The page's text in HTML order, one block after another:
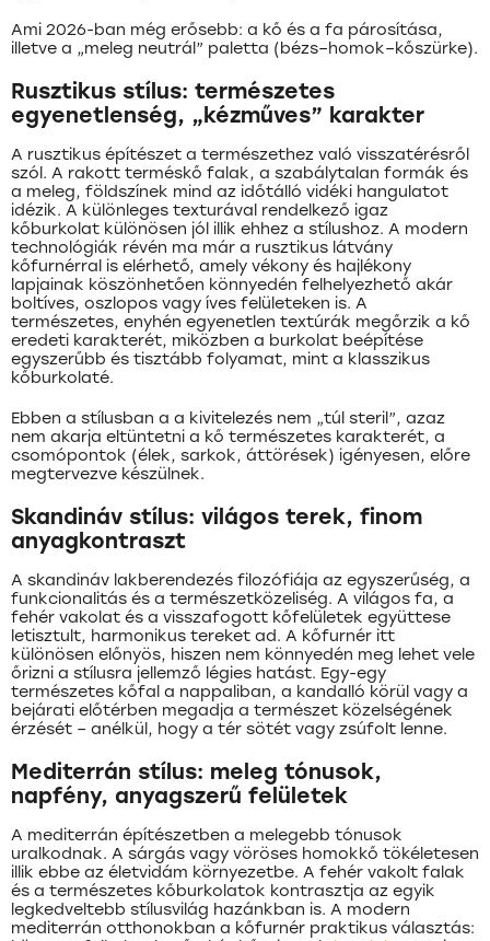
Ami 2026-ban még erősebb: a kő és a fa párosítása,
illetve a „meleg neutrál” paletta (bézs–homok–kőszürke).
Rusztikus stílus: természetes
egyenetlenség, „kézműves” karakter
A rusztikus építészet a természethez való visszatérésről
szól. A rakott terméskő falak, a szabálytalan formák és
a meleg, földszínek mind az időtálló vidéki hangulatot
idézik. A különleges texturával rendelkező igaz
kőburkolat különösen jól illik ehhez a stílushoz. A modern
technológiák révén ma már a rusztikus látvány
kőfurnérral is elérhető, amely vékony és hajlékony
lapjainak köszönhetően könnyedén felhelyezhető akár
boltíves, oszlopos vagy íves felületeken is. A
természetes, enyhén egyenetlen textúrák megőrzik a kő
eredeti karakterét, miközben a burkolat beépítése
egyszerűbb és tisztább folyamat, mint a klasszikus
kőburkolaté.
Ebben a stílusban a a kivitelezés nem „túl steril”, azaz
nem akarja eltüntetni a kő természetes karakterét, a
csomópontok (élek, sarkok, áttörések) igényesen, előre
megtervezve készülnek.
Skandináv stílus: világos terek, finom
anyagkontraszt
A skandináv lakberendezés filozófiája az egyszerűség, a
funkcionalitás és a természetközeliség. A világos fa, a
fehér vakolat és a visszafogott kőfelületek együttese
letisztult, harmonikus tereket ad. A kőfurnér itt
különösen előnyös, hiszen nem könnyedén meg lehet vele
őrizni a stílusra jellemző légies hatást. Egy-egy
természetes kőfal a nappaliban, a kandalló körül vagy a
bejárati előtérben megadja a természet közelségének
érzését – anélkül, hogy a tér sötét vagy zsúfolt lenne.
Mediterrán stílus: meleg tónusok,
napfény, anyagszerű felületek
A mediterrán építészetben a melegebb tónusok
uralkodnak. A sárgás vagy vöröses homokkő tökéletesen
illik ebbe az életvidám környezetbe. A fehér vakolt falak
és a természetes kőburkolatok kontrasztja az egyik
legkedveltebb stílusvilág hazánkban is. A modern
mediterrán otthonokban a kőfurnér praktikus választás: